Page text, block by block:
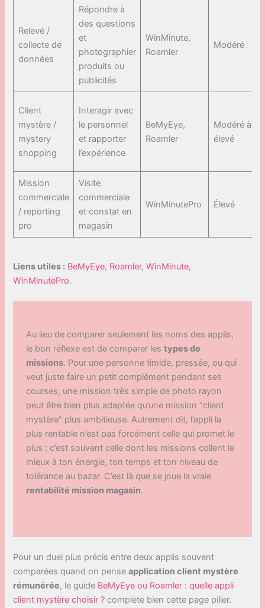
Relevé /
collecte de
données
Répondre à
des questions
et
photographier
produits ou
publicités
WinMinute,
Roamler
Modéré
Client
mystère /
mystery
shopping
Interagir avec
le personnel
et rapporter
l’expérience
BeMyEye,
Roamler
Modéré à
élevé
Mission
commerciale
/ reporting
pro
Visite
commerciale
et constat en
magasin
WinMinutePro Élevé
Liens utiles : BeMyEye, Roamler,WinMinute,
WinMinutePro.
Au lieu de comparer seulement les noms des applis,
le bon réflexe est de comparer lestypes de
missions. Pour une personne timide, pressée, ou qui
veut juste faire un petit complément pendant ses
courses, une mission très simple de photo rayon
peut être bien plus adaptée qu’une mission “client
mystère” plus ambitieuse. Autrement dit, l’appli la
plus rentable n’est pas forcément celle qui promet le
plus ; c’est souvent celle dont les missions collent le
mieux à ton énergie, ton temps et ton niveau de
tolérance au bazar. C’est là que se joue la vraie
rentabilité mission magasin.
Pour un duel plus précis entre deux applis souvent
comparées quand on penseapplication client mystère
rémunérée, le guide BeMyEye ou Roamler : quelle appli
client mystère choisir ? complète bien cette page pilier.